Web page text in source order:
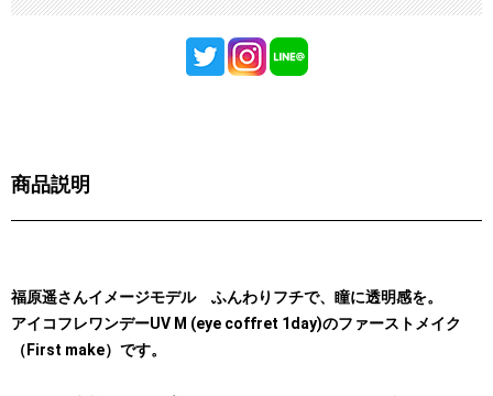
商品説明
福原遥さんイメージモデル ふんわりフチで、瞳に透明感を。
アイコフレワンデーUV M (eye coffret 1day)のファーストメイク
（First make）です。